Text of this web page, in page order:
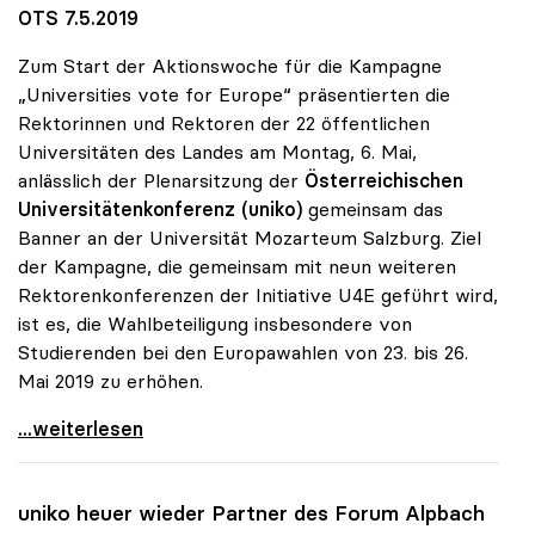
OTS 7.5.2019
Zum Start der Aktionswoche für die Kampagne
„Universities vote for Europe“ präsentierten die
Rektorinnen und Rektoren der 22 öffentlichen
Universitäten des Landes am Montag, 6. Mai,
anlässlich der Plenarsitzung der Österreichischen
Universitätenkonferenz (uniko) gemeinsam das
Banner an der Universität Mozarteum Salzburg. Ziel
der Kampagne, die gemeinsam mit neun weiteren
Rektorenkonferenzen der Initiative U4E geführt wird,
ist es, die Wahlbeteiligung insbesondere von
Studierenden bei den Europawahlen von 23. bis 26.
Mai 2019 zu erhöhen.
uniko präsentierte Banner „Universities vote for
...weiterlesen
uniko heuer wieder Partner des Forum Alpbach